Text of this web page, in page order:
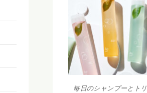
毎日のシャンプーとト